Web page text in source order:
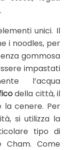
unici. Il
i noodles, per
gommosa
impastati
l’acqua
della città, il
la cenere. Per
si utilizza la
tipo di
Cham. Come